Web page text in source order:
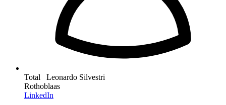
Total Leonardo Silvestri
Rothoblaas
LinkedIn